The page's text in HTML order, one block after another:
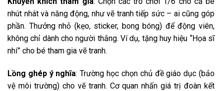
nhút nhát và năng động, như vẽ tranh tiếp sức – ai cũng góp
phần. Thưởng nhỏ (kẹo, sticker, bong bóng) để động viên,
không chỉ dành cho người thắng. Ví dụ, tặng huy hiệu “Họa sĩ
nhí” cho bé tham gia vẽ tranh.
Lồng ghép ý nghĩa: Trường học chọn chủ đề giáo dục (bảo
vệ môi trường) cho vẽ tranh. Cơ quan nhấn giá trị đoàn kết